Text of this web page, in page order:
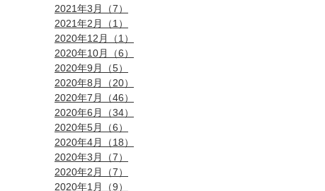
2021年3月（7）
2021年2月（1）
2020年12月（1）
2020年10月（6）
2020年9月（5）
2020年8月（20）
2020年7月（46）
2020年6月（34）
2020年5月（6）
2020年4月（18）
2020年3月（7）
2020年2月（7）
2020年1月（9）